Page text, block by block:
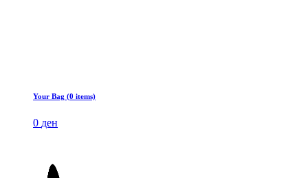
Your Bag (0 items)
0 ден